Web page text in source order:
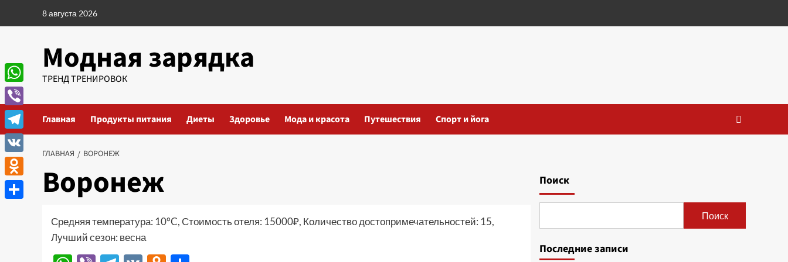
8 августа 2026
Модная зарядка
ТРЕНД ТРЕНИРОВОК
Главная Продукты питания Диеты Здоровье Мода и красота Путешествия Спорт и йога
ГЛАВНАЯ ВОРОНЕЖ
Воронеж
Средняя температура: 10°C, Стоимость отеля: 15000₽, Количество достопримечательностей: 15,
Лучший сезон: весна
Поиск
Поиск
Последние записи
WhatsApp
Viber
Telegram
VK
Odnoklassniki